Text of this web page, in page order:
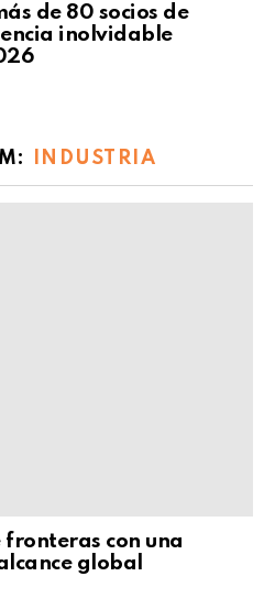
de 80 socios de
inolvidable
INDUSTRIA
fronteras con una
global